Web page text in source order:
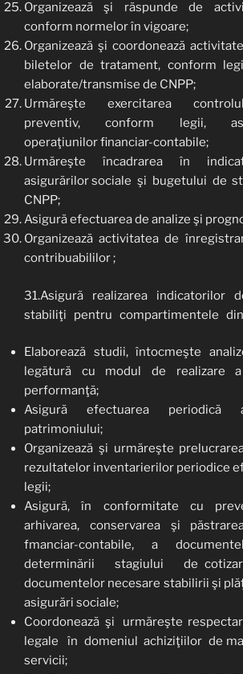
Organizează şi răspunde de
conform normelor în vigoare;
Organizează şi coordonează
biletelor de tratament, conform
elaborate/transmise de CNPP;
Urmăreşte exercitarea
preventiv, conform legii,
operaţiunilor financiar-contabile;
Urmăreşte încadrarea în
asigurărilor sociale şi bugetului de
CNPP;
Asigură efectuarea de analize şi
Organizează activitatea de
contribuabililor ;
31.Asigură realizarea indicatorilor
stabiliţi pentru compartimentele din
Elaborează studii, întocmeşte
legătură cu modul de realizare a
performanţă;
Asigură efectuarea periodică
patrimoniului;
Organizează şi urmăreşte
rezultatelor inventarierilor periodice
legii;
Asigură, în conformitate cu
arhivarea, conservarea şi
fmanciar-contabile, a
determinării stagiului de
documentelor necesare stabilirii şi
asigurări sociale;
Coordonează şi urmăreşte
legale în domeniul achiziţiilor de
servicii;